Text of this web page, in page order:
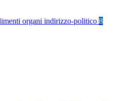
organi indirizzo-politico 8